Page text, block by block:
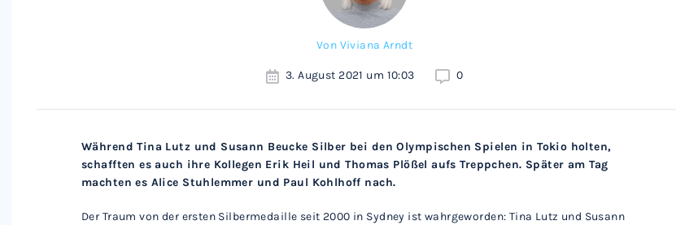
Von Viviana Arndt
3. August 2021 um 10:03 0
Während Tina Lutz und Susann Beucke Silber bei den Olympischen Spielen in Tokio holten,
schafften es auch ihre Kollegen Erik Heil und Thomas Plößel aufs Treppchen. Später am Tag
machten es Alice Stuhlemmer und Paul Kohlhoff nach.
Der Traum von der ersten Silbermedaille seit 2000 in Sydney ist wahrgeworden: Tina Lutz und Susann